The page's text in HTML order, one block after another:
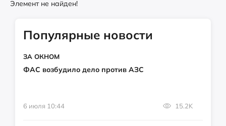
Элемент не найден!
Популярные новости
ЗА ОКНОМ
ФАС возбудило дело против АЗС
6 июля 10:44 15.2K